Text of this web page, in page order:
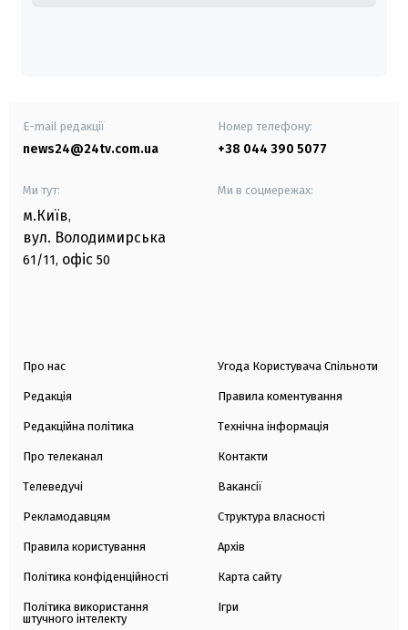
E-mail редакції
news24@24tv.com.ua
Номер телефону:
+38 044 390 5077
Ми тут:
м.Київ,
вул. Володимирська
61/11, офіс 50
Ми в соцмережах:
Про нас
Редакція
Редакційна політика
Про телеканал
Телеведучі
Рекламодавцям
Правила користування
Політика конфіденційності
Політика використання
штучного інтелекту
Угода Користувача Спільноти
Правила коментування
Технічна інформація
Контакти
Вакансії
Структура власності
Архів
Карта сайту
Ігри